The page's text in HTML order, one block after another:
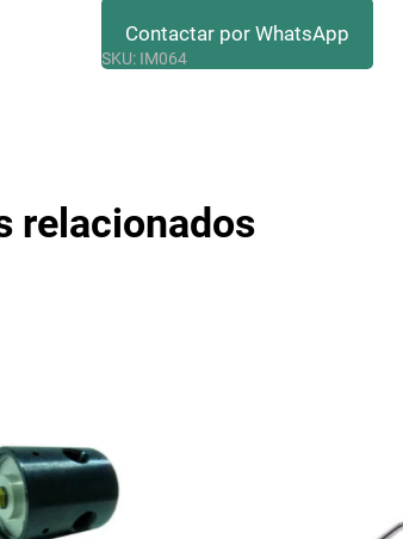
Contactar por WhatsApp
SKU: IM064
relacionados
Términos y Condiciones